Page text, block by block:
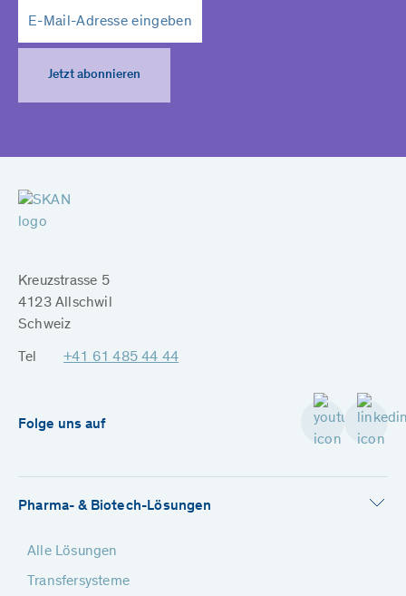
Jetzt abonnieren
Kreuzstrasse 5
4123 Allschwil
Schweiz
Tel +41 61 485 44 44
Folge uns auf
Pharma- & Biotech-Lösungen
Alle Lösungen
Transfersysteme